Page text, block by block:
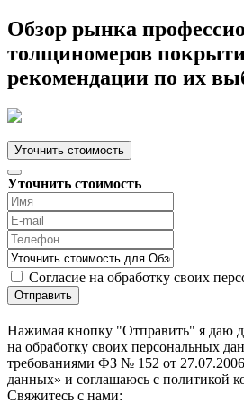
Обзор рынка
толщиномеров
рекомендации по их
Уточнить стоимость
Уточнить стоимость
Согласие на обработку своих
Отправить
Нажимая кнопку "Отправить" я даю
на обработку своих персональных
требованиями ФЗ № 152 от
данных» и соглашаюсь с политикой
Cвяжитесь с нами: